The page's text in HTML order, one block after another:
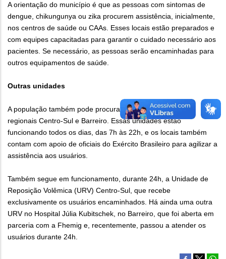
A orientação do município é que as pessoas com sintomas de
dengue, chikungunya ou zika procurem assistência, inicialmente,
nos centros de saúde ou CAAs. Esses locais estão preparados e
com equipes capacitadas para garantir o cuidado necessário aos
pacientes. Se necessário, as pessoas serão encaminhadas para
outros equipamentos de saúde.
Outras unidades
A população também pode procurar outros dois CAAs, nas
regionais Centro-Sul e Barreiro. Essas unidades estão
funcionando todos os dias, das 7h às 22h, e os locais também
contam com apoio de oficiais do Exército Brasileiro para agilizar a
assistência aos usuários.
Também segue em funcionamento, durante 24h, a Unidade de
Reposição Volêmica (URV) Centro-Sul, que recebe
exclusivamente os usuários encaminhados. Há ainda uma outra
URV no Hospital Júlia Kubitschek, no Barreiro, que foi aberta em
parceria com a Fhemig e, recentemente, passou a atender os
usuários durante 24h.